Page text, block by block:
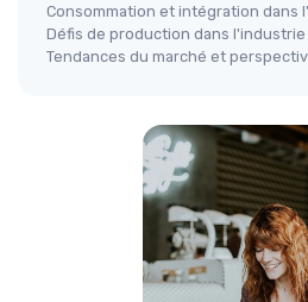
Consommation et intégration dans
Défis de production dans
Tendances du marché et